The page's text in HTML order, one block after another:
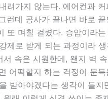
려가지 않는다. 에어컨과
런데 공사가 끝나면 바로
또 며칠 걸렸다. 승압이라
제로 받게 되는 과정이라
속은 시원한데, 왠지 벽
어떡할지 하는 걱정이 문
받아야겠다는 생각이 들지